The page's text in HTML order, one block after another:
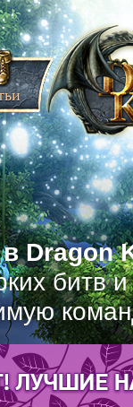
Dragon
битв